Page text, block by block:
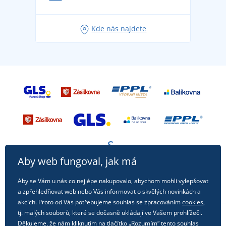
Tipy na svěží outfity pro pohodové léto
Kde nás najdete
Aby web fungoval, jak má
Aby se Vám u nás co nejlépe nakupovalo, abychom mohli vylepšovat
a zpřehledňovat web nebo Vás informovat o skvělých novinkách a
akcích. Proto od Vás potřebujeme souhlas se zpracovánímcookies,
tj. malých souborů, které se dočasně ukládají ve Vašem prohlížeči.
Děkujeme, že nám kliknutím na tlačítko „Rozumím“ tento souhlas